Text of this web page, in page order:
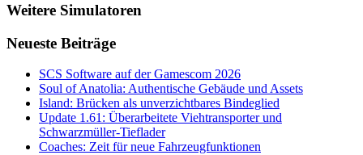
Weitere Simulatoren
Neueste Beiträge
SCS Software auf der Gamescom 2026
Soul of Anatolia: Authentische Gebäude und Assets
Island: Brücken als unverzichtbares Bindeglied
Update 1.61: Überarbeitete Viehtransporter und
Schwarzmüller-Tieflader
Coaches: Zeit für neue Fahrzeugfunktionen